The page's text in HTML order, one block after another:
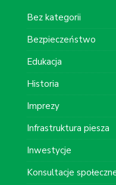
Bez kategorii
Bezpieczeństwo
Edukacja
Historia
Imprezy
Infrastruktura piesza
Inwestycje
Konsultacje